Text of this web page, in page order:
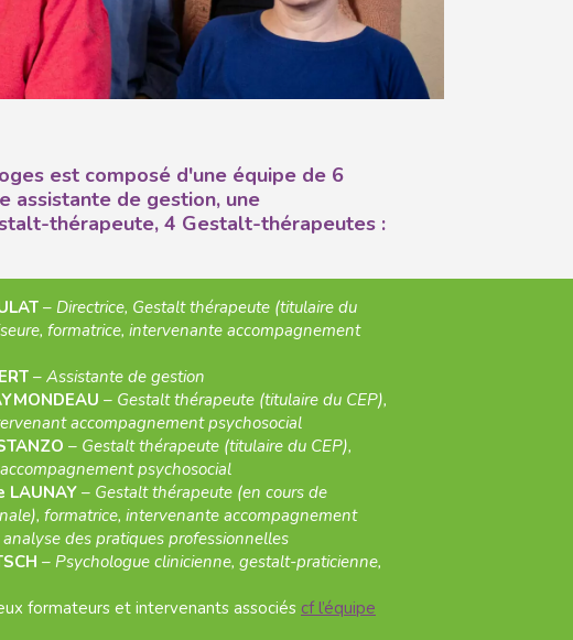
est composé d'une équipe de 6
assistante de gestion, une
thérapeute, 4 Gestalt-thérapeutes :
– Directrice, Gestalt thérapeute (titulaire du
formatrice, intervenante accompagnement
– Assistante de gestion
– Gestalt thérapeute (titulaire du CEP),
accompagnement psychosocial
– Gestalt thérapeute (titulaire du CEP),
psychosocial
LAUNAY– Gestalt thérapeute (en cours de
formatrice, intervenante accompagnement
des pratiques professionnelles
– Psychologue clinicienne, gestalt-praticienne,
formateurs et intervenants associés cf l’équipe